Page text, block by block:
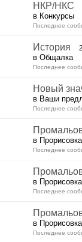
НКР/НКС
в Конкурсы
Последнее
История
в Общалка
Последнее
Новый
в Ваши
Последнее
в
Последнее
в
Последнее
в
Последнее